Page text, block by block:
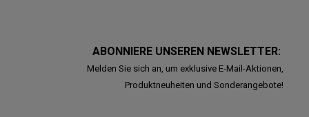
ABONNIERE UNSEREN NEWSLETTER:
Melden Sie sich an, um exklusive E-Mail-Aktionen,
Produktneuheiten und Sonderangebote!